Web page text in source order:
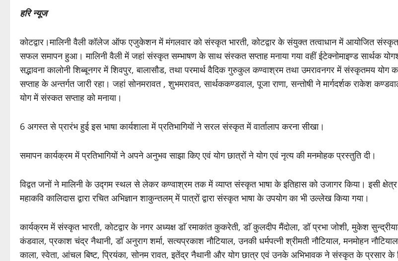
हरि न्यूज
कोटद्वार।मालिनी वैली कॉलेज ऑफ एजुकेशन में मंगलवार को संस्कृत भारती, कोटद्वार के संयुक्त तत्वाधान में आयोजित
सफल समापन हुआ। मालिनी वैली में जहां संस्कृत सम्भाषण के साथ संस्क‌त सप्ताह मनाया गया वहीं ईटेक्नोमाइण्ड सार्थक
सद्भावना कालोनी शिब्बूनगर में शिवपुर, बालासौड, तथा परमार्थ वैदिक गुरुकुल कण्वाश्रम तथा उमरावनगर में संस्कृतमय योग
सप्ताह के अन्तर्गत जारी रहा। जहां सोनमरावत , शुभमरावत, सार्थककण्डवाल, पूजा राणा, सन्तोषी ने मार्गदर्शक राकेश
योग में संस्क‌त सप्ताह को मनाया।
6 अगस्त से प्रारंभ हुई इस भाषा कार्यशाला में प्रतिभागियों ने सरल संस्कृत में वार्तालाप करना सीखा।
समापन कार्यक्रम में प्रतिभागियों ने अपने अनुभव साझा किए एवं योग छात्रों ने योग एवं नृत्य की मनमोहक प्रस्तुति दी।
विद्वत जनों ने मालिनी के उद्गम स्थल से लेकर कण्वाश्रम तक में व्याप्त संस्कृत भाषा के इतिहास को उजागर किया। इसी क्षेत्र
महाकवि कालिदास द्वारा रचित अभिज्ञान शाकुन्तलम् में पात्रों द्वारा संस्कृत भाषा के उपयोग का भी उल्लेख किया गया।
कार्यक्रम में संस्कृत भारती, कोटद्वार के नगर अध्यक्ष डाॅ रमाकांत कुकरेती, डाॅ कुलदीप मैंदोला, डॉ प्रभा जोशी, मुकेश
कंडवाल, प्रकाश चंद्र नैथानी, डॉ अनुराग शर्मा, सत्यप्रकाश नौटियाल, उनकी धर्मपत्नी श्रीमती नौटियाल, मनमोहन
काला, स्वेता, आंचल बिष्ट, प्रियंका, सोनम रावत, इतेंद्र नैथानी और योग छात्र एवं उनके अभिभावक ने संस्कृत के प्रसार